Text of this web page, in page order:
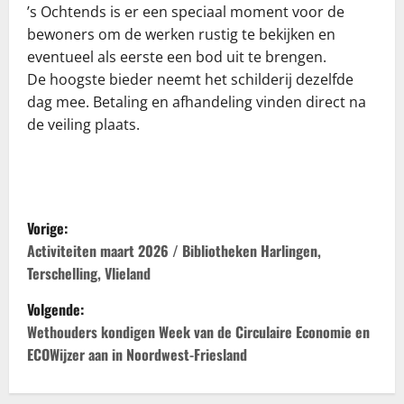
’s Ochtends is er een speciaal moment voor de
bewoners om de werken rustig te bekijken en
eventueel als eerste een bod uit te brengen.
De hoogste bieder neemt het schilderij dezelfde
dag mee. Betaling en afhandeling vinden direct na
de veiling plaats.
B
e
r
i
c
Vorige:
Activiteiten maart 2026 / Bibliotheken Harlingen,
Terschelling, Vlieland
Volgende:
Wethouders kondigen Week van de Circulaire Economie en
ECOWijzer aan in Noordwest-Friesland